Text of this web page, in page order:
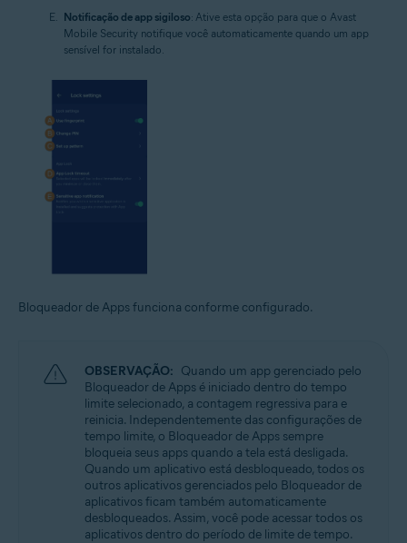
Notificação de app sigiloso: Ative esta opção para que o Avast
Mobile Security notifique você automaticamente quando um app
sensível for instalado.
Bloqueador de Apps funciona conforme configurado.
OBSERVAÇÃO: Quando um app gerenciado pelo
Bloqueador de Apps é iniciado dentro do tempo
limite selecionado, a contagem regressiva para e
reinicia. Independentemente das configurações de
tempo limite, o Bloqueador de Apps sempre
bloqueia seus apps quando a tela está desligada.
Quando um aplicativo está desbloqueado, todos os
outros aplicativos gerenciados pelo Bloqueador de
aplicativos ficam também automaticamente
desbloqueados. Assim, você pode acessar todos os
aplicativos dentro do período de limite de tempo.